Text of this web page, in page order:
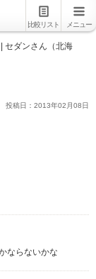
比較リスト メニュー
セダンさん（北海
投稿日： 2013年02 月08日
ならないかな